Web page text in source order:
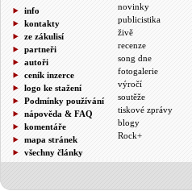
info
kontakty
ze zákulisí
partneři
autoři
ceník inzerce
logo ke stažení
Podmínky používání
nápověda & FAQ
komentáře
mapa stránek
všechny články
novinky
publicistika
živě
recenze
song dne
fotogalerie
výročí
soutěže
tiskové zprávy
blogy
Rock+